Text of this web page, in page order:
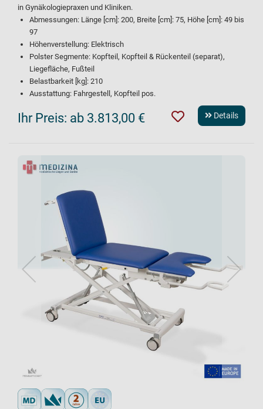
in Gynäkologiepraxen und Kliniken.
Abmessungen: Länge [cm]: 200, Breite [cm]: 75, Höhe [cm]: 49 bis
97
Höhenverstellung: Elektrisch
Polster Segmente: Kopfteil, Kopfteil & Rückenteil (separat),
Liegefläche, Fußteil
Belastbarkeit [kg]: 210
Ausstattung: Fahrgestell, Kopfteil pos.
Ihr Preis: ab 3.813,00 € Details